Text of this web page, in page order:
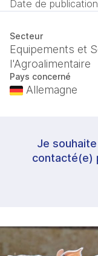
Date de
Secteur
Equipements et
l'Agroalimentaire
Pays concerné
Allemagne
Je
contacté(e)